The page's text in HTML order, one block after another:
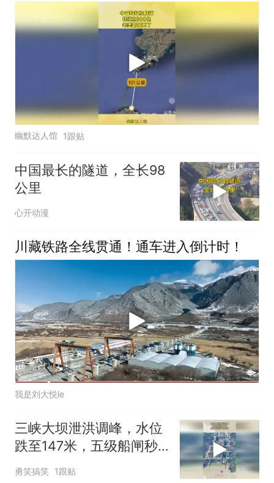
幽默达人馆 1跟贴
中国最长的隧道，全长98
公里
心开动漫
川藏铁路全线贯通！通车进入倒计时！
我是刘大悦le
三峡大坝泄洪调峰，水位
跌至147米，五级船闸秒
变四级
勇笑搞笑 1跟贴